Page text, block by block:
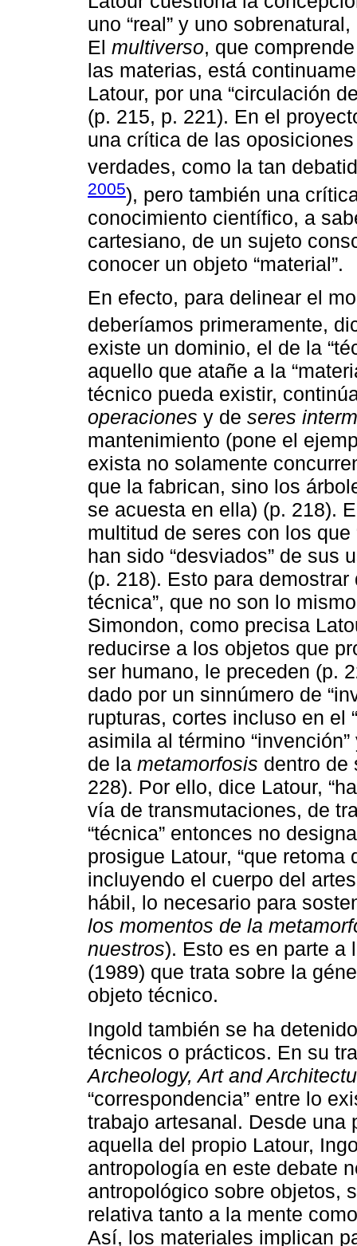
uno “real” y uno
El multiverso, que
las materias, está
Latour, por una “circulación
(p. 215, p. 221). En el
una crítica de las
verdades, como la tan
2005), pero también una
conocimiento científico, a
cartesiano, de un sujeto
conocer un objeto “material”.
En efecto, para delinear el
deberíamos primeramente,
existe un dominio, el de la
aquello que atañe a la
técnico pueda existir,
operaciones y de seres
mantenimiento (pone el
exista no solamente
que la fabrican, sino los
se acuesta en ella) (p. 218).
multitud de seres con los que
han sido “desviados” de sus
(p. 218). Esto para
técnica”, que no son lo
Simondon, como precisa
reducirse a los objetos que
ser humano, le preceden (p.
dado por un sinnúmero de
rupturas, cortes incluso en el
asimila al término
de la metamorfosis dentro de
228). Por ello, dice Latour,
vía de transmutaciones, de
“técnica” entonces no
prosigue Latour, “que
incluyendo el cuerpo del
hábil, lo necesario para
los momentos de la
nuestros). Esto es en parte a
(1989) que trata sobre la
objeto técnico.
Ingold también se ha
técnicos o prácticos. En su
Archeology, Art and
“correspondencia” entre lo
trabajo artesanal. Desde una
aquella del propio Latour,
antropología en este debate
antropológico sobre objetos,
relativa tanto a la mente
Así, los materiales implican